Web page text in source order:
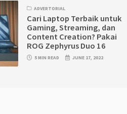
ADVERTORIAL
Cari Laptop Terbaik untuk
Gaming, Streaming, dan
Content Creation? Pakai
ROG Zephyrus Duo 16
5 MIN READ JUNE 17, 2022